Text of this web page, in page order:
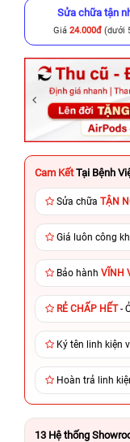
Sửa chữa tận
Giá 24.000đ(dưới
Cam Kết Tại Bệnh
Sửa chữa TẬN
Giá luôn công
Bảo hành VĨNH
RẺ CHẤP HẾT-
Ký tên linh kiện
Hoàn trả linh
13 Hệ thống